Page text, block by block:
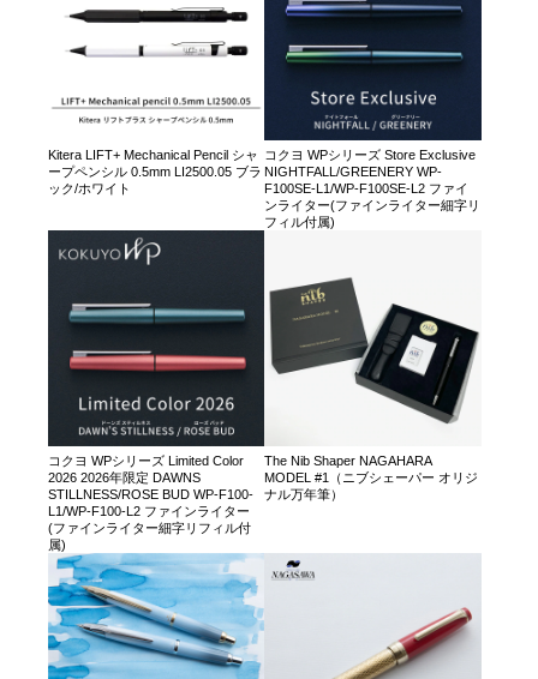
Kitera LIFT+ Mechanical Pencil シャ
ープペンシル 0.5mm LI2500.05 ブラ
ック/ホワイト
コクヨ WPシリーズ Store Exclusive
NIGHTFALL/GREENERY WP-
F100SE-L1/WP-F100SE-L2 ファイ
ンライター(ファインライター細字リ
フィル付属)
コクヨ WPシリーズ Limited Color
2026 2026年限定 DAWNS
STILLNESS/ROSE BUD WP-F100-
L1/WP-F100-L2 ファインライター
(ファインライター細字リフィル付
属)
The Nib Shaper NAGAHARA
MODEL #1（ニブシェーパー オリジ
ナル万年筆）